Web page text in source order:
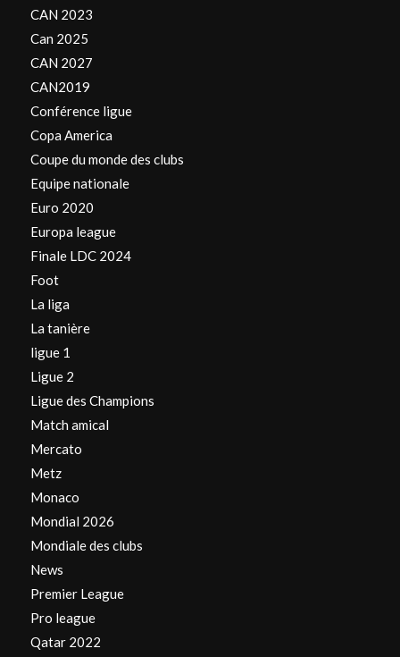
CAN 2023
Can 2025
CAN 2027
CAN2019
Conférence ligue
Copa America
Coupe du monde des clubs
Equipe nationale
Euro 2020
Europa league
Finale LDC 2024
Foot
La liga
La tanière
ligue 1
Ligue 2
Ligue des Champions
Match amical
Mercato
Metz
Monaco
Mondial 2026
Mondiale des clubs
News
Premier League
Pro league
Qatar 2022